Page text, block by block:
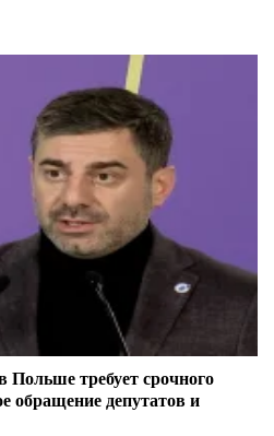
требует срочного
обращение депутатов и